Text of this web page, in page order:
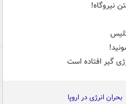
گیر افتاده است
بحران انرژی در اروپا